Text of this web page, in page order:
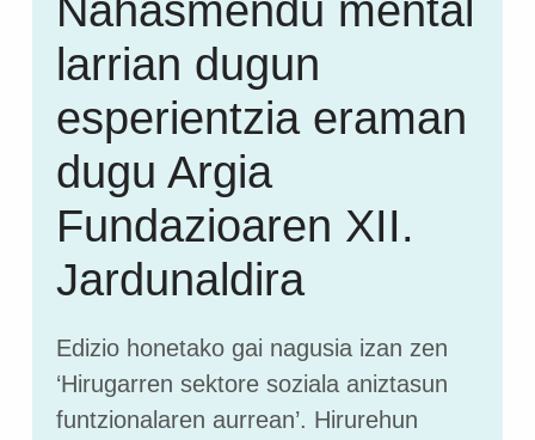
Nahasmendu mental
larrian dugun
esperientzia eraman
dugu Argia
Fundazioaren XII.
Jardunaldira
Edizio honetako gai nagusia izan zen
‘Hirugarren sektore soziala aniztasun
funtzionalaren aurrean’. Hirurehun